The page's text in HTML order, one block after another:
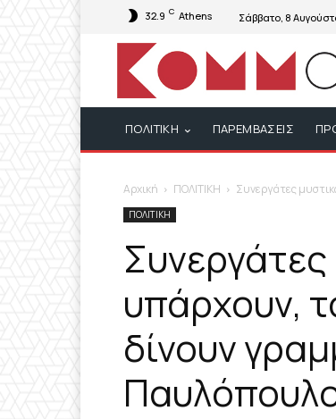
32.9 C Athens Σάββατο, 8
ΠΟΛΙΤΙΚΗ ΠΑΡΕΜΒΑΣΕΙΣ
Αρχική ΠΟΛΙΤΙΚΗ Συνεργάτες
ΠΟΛΙΤΙΚΗ
υπάρχουν,
δίνουν